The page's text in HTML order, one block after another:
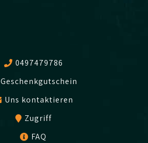
0497479786
Geschenkgutschein
Uns kontaktieren
Zugriff
FAQ